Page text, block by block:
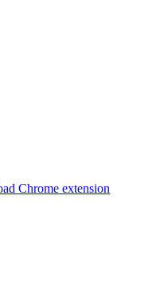
Chrome extension